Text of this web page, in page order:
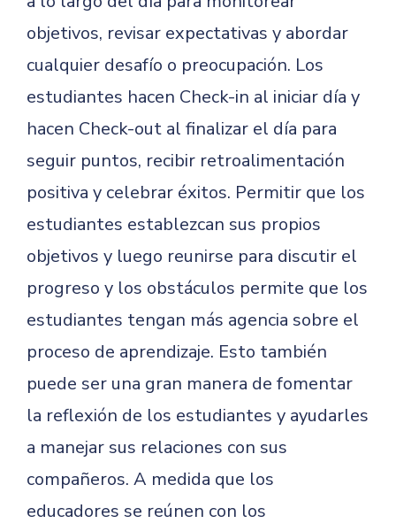
objetivos, revisar expectativas y abordar
cualquier desafío o preocupación. Los
estudiantes hacen Check-in al iniciar día y
hacen Check-out al finalizar el día para
seguir puntos, recibir retroalimentación
positiva y celebrar éxitos. Permitir que los
estudiantes establezcan sus propios
objetivos y luego reunirse para discutir el
progreso y los obstáculos permite que los
estudiantes tengan más agencia sobre el
proceso de aprendizaje. Esto también
puede ser una gran manera de fomentar
la reflexión de los estudiantes y ayudarles
a manejar sus relaciones con sus
compañeros. A medida que los
educadores se reúnen con los